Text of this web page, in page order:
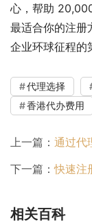
心，帮助
最适合你的注册
企业环球征程的
代理选择
香港代办费用
上一篇： 通过代理注
下一篇：快速注
相关百科